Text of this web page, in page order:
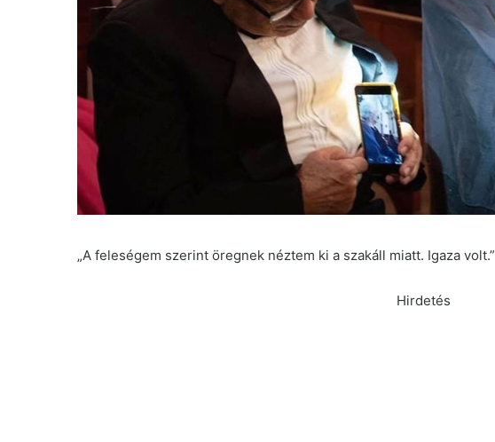
„A feleségem szerint öregnek néztem ki a szakáll miatt. Igaza volt.”
Hirdetés